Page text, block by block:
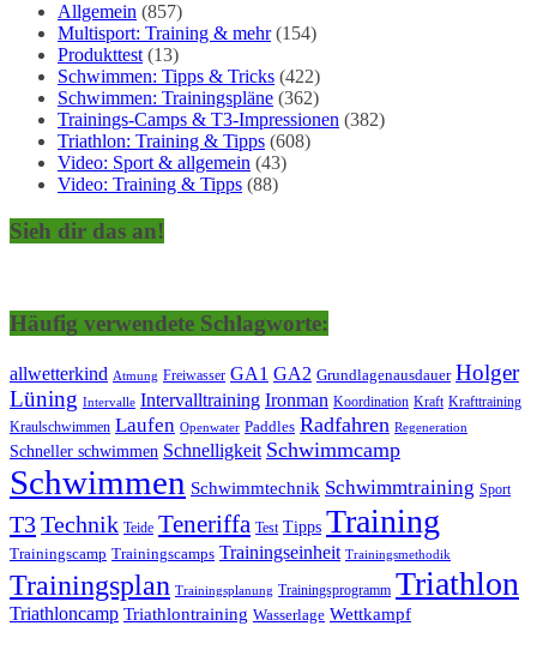
Allgemein (857)
Multisport: Training & mehr(154)
Produkttest (13)
Schwimmen: Tipps & Tricks (422)
Schwimmen: Trainingspläne (362)
Trainings-Camps & T3-Impressionen (382)
Triathlon: Training & Tipps (608)
Video: Sport & allgemein (43)
Video: Training & Tipps (88)
Sieh dir das an!
Häufig verwendete Schlagworte:
allwetterkind Atmung Freiwasser GA1 GA2 Grundlagenausdauer Holger
Lüning Intervalle Intervalltraining Ironman Koordination Kraft Krafttraining
Kraulschwimmen Laufen Openwater Paddles Radfahren Regeneration
Schneller schwimmen Schnelligkeit Schwimmcamp
Schwimmen Schwimmtechnik Schwimmtraining Sport
T3Technik Teide Teneriffa Test Tipps Training
Trainingscamp Trainingscamps Trainingseinheit Trainingsmethodik
Trainingsplan Trainingsplanung Trainingsprogramm Triathlon
Triathloncamp Triathlontraining Wasserlage Wettkampf